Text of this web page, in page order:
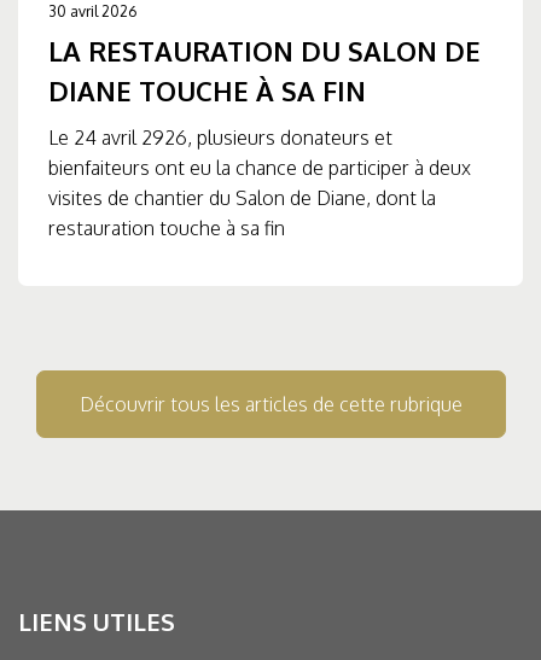
30 avril 2026
LA RESTAURATION DU SALON DE
DIANE TOUCHE À SA FIN
Le 24 avril 2926, plusieurs donateurs et
bienfaiteurs ont eu la chance de participer à deux
visites de chantier du Salon de Diane, dont la
restauration touche à sa fin
Découvrir tous les articles de cette rubrique
LIENS UTILES